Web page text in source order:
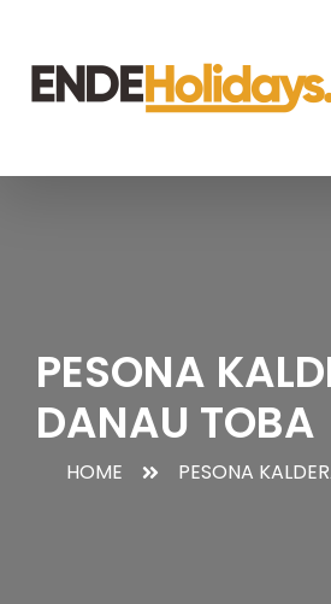
PESONA
DANAU TOBA
HOME PESONA